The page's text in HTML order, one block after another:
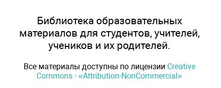
Библиотека образовательных
материалов для студентов, учителей,
учеников и их родителей.
Все материалы доступны по лицензии Creative
Commons - «Attribution-NonCommercial»